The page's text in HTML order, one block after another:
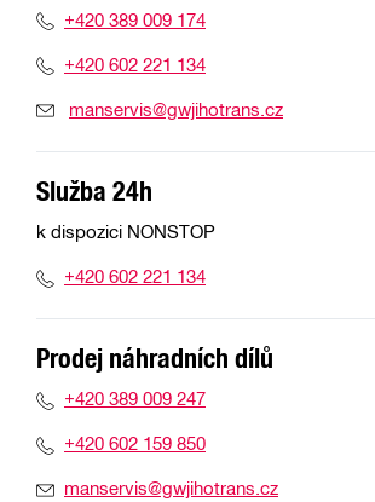
+420 389 009 174
+420 602 221 134
manservis@gwjihotrans.cz
Služba 24h
k dispozici NONSTOP
+420 602 221 134
Prodej náhradních dílů
+420 389 009 247
+420 602 159 850
manservis@gwjihotrans.cz